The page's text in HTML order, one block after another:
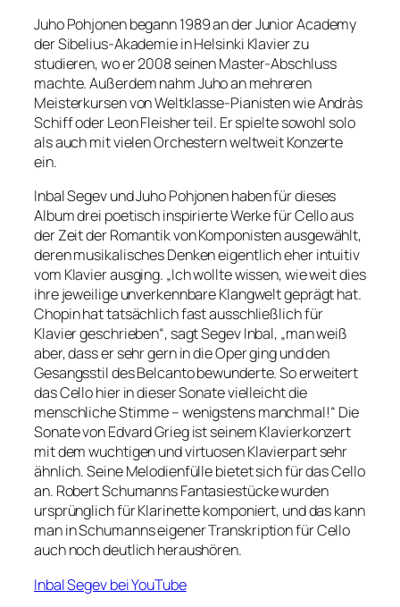
Juho Pohjonen begann 1989 an der Junior Academy
der Sibelius-Akademie in Helsinki Klavier zu
studieren, wo er 2008 seinen Master-Abschluss
machte. Außerdem nahm Juho an mehreren
Meisterkursen von Weltklasse-Pianisten wie Andràs
Schiff oder Leon Fleisher teil. Er spielte sowohl solo
als auch mit vielen Orchestern weltweit Konzerte
ein.
Inbal Segev und Juho Pohjonen haben für dieses
Album drei poetisch inspirierte Werke für Cello aus
der Zeit der Romantik von Komponisten ausgewählt,
deren musikalisches Denken eigentlich eher intuitiv
vom Klavier ausging. „Ich wollte wissen, wie weit dies
ihre jeweilige unverkennbare Klangwelt geprägt hat.
Chopin hat tatsächlich fast ausschließlichfür
Klavier geschrieben“, sagt Segev Inbal, „man weiß
aber, dass er sehr gern in die Oper ging und den
Gesangsstil des Belcanto bewunderte. So erweitert
das Cello hier in dieser Sonate vielleicht die
menschliche Stimme – wenigstens manchmal!“ Die
Sonate von Edvard Grieg ist seinem Klavierkonzert
mit dem wuchtigen und virtuosen Klavierpart sehr
ähnlich. Seine Melodienfülle bietet sich für das Cello
an. Robert Schumanns Fantasiestücke wurden
ursprünglich für Klarinette komponiert, und das kann
man in Schumanns eigener Transkription für Cello
auch noch deutlich heraushören.
Inbal Segev bei YouTube